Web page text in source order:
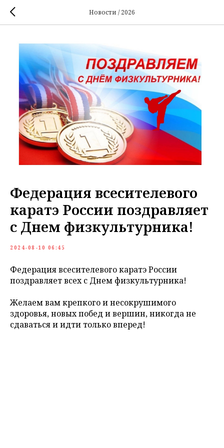
Новости / 2026
Федерация всесителевого
каратэ России поздравляет
с Днем физкультурника!
2024-08-10 06:45
Федерация всесителевого каратэ России
поздравляет всех с Днем физкультурника!
Желаем вам крепкого и несокрушимого
здоровья, новых побед и вершин, никогда не
сдаваться и идти только вперед!